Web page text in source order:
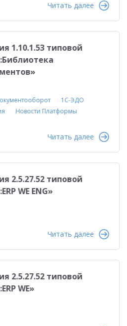
Читать далее
1.10.1.53 типовой
1С-ЭДО
Новости Платформы
Читать далее
2.5.27.52 типовой
WE ENG»
Читать далее
2.5.27.52 типовой
WE»